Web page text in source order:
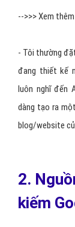
-->>> Xem thêm
- Tôi thường
đang thiết kế
luôn nghĩ đến
dàng tạo ra
blog/website
2.
kiếm